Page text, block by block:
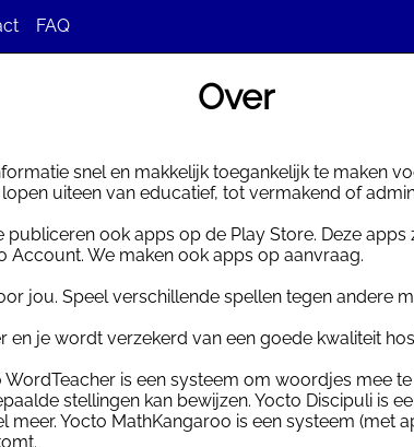
FAQ
Over
snel en makkelijk toegankelijk te maken
uiteen van educatief, tot vermakend of
ook apps op de Play Store. Deze
Account. We maken ook apps op aanvraag.
jou. Speel verschillende spellen tegen andere
je wordt verzekerd van een goede kwaliteit
is een systeem om woordjes mee
stellingen kan bewijzen. Yocto Discipuli is
Yocto MathKangaroo is een systeem